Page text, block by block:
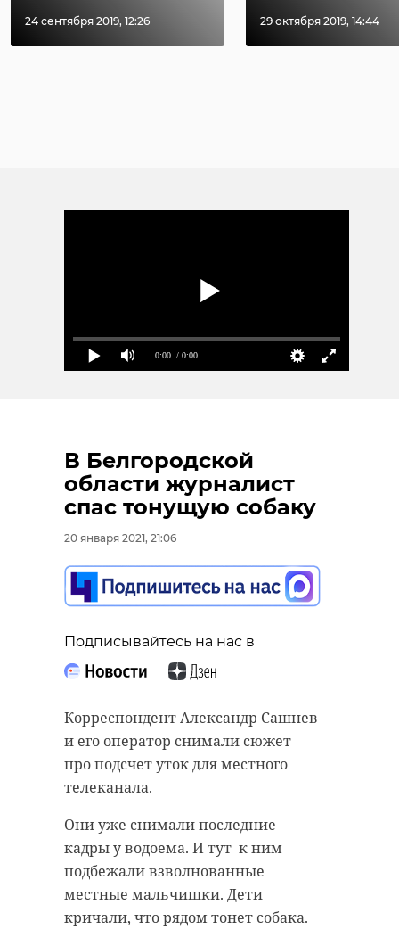
24 сентября 2019, 12:26 29 октября 2019, 14:44
0:00 / 0:00
В Белгородской
области журналист
спас тонущую собаку
20 января 2021, 21:06
Подписывайтесь на нас в
Корреспондент Александр Сашнев
и его оператор снимали сюжет
про подсчет уток для местного
телеканала.
Они уже снимали последние
кадры у водоема. И тут к ним
подбежали взволнованные
местные мальчишки. Дети
кричали, что рядом тонет собака.
24 ноября 2020, 19:15 03 июня, 16:43